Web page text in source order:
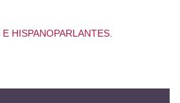
HISPANOPARLANTES.